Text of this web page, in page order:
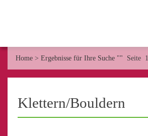
Home > Ergebnisse für Ihre Suche "" Seite 1
Klettern/Bouldern